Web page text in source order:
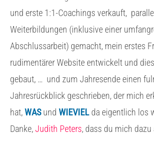
und erste 1:1-Coachings verkauft,
Weiterbildungen (inklusive einer
Abschlussarbeit) gemacht, mein erstes
rudimentärer Website entwickelt und
gebaut, … und zum Jahresende einen
Jahresrückblick geschrieben, der mich
hat,WASund WIEVIEL da eigentlich los
Danke,Judith Peters, dass du mich